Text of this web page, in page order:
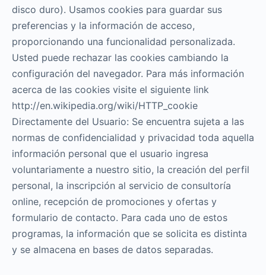
disco duro). Usamos cookies para guardar sus
preferencias y la información de acceso,
proporcionando una funcionalidad personalizada.
Usted puede rechazar las cookies cambiando la
configuración del navegador. Para más información
acerca de las cookies visite el siguiente link
http://en.wikipedia.org/wiki/HTTP_cookie
Directamente del Usuario: Se encuentra sujeta a las
normas de confidencialidad y privacidad toda aquella
información personal que el usuario ingresa
voluntariamente a nuestro sitio, la creación del perfil
personal, la inscripción al servicio de consultoría
online, recepción de promociones y ofertas y
formulario de contacto. Para cada uno de estos
programas, la información que se solicita es distinta
y se almacena en bases de datos separadas.